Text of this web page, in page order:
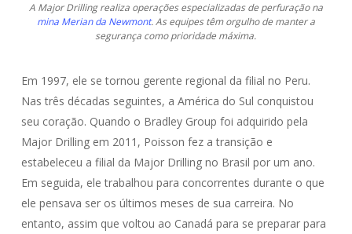
A Major Drilling realiza operações especializadas de perfuração na
mina Merian da Newmont.As equipes têm orgulho de manter a
segurança como prioridade máxima.
Em 1997, ele se tornou gerente regional da filial no Peru.
Nas três décadas seguintes, a América do Sul conquistou
seu coração. Quando o Bradley Group foi adquirido pela
Major Drilling em 2011, Poisson fez a transição e
estabeleceu a filial da Major Drilling no Brasil por um ano.
Em seguida, ele trabalhou para concorrentes durante o que
ele pensava ser os últimos meses de sua carreira. No
entanto, assim que voltou ao Canadá para se preparar para